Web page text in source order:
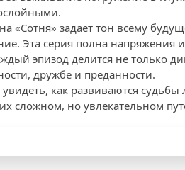
«Сотня» задает тон всему
Эта серия полна напряжения
эпизод делится не
дружбе и преданности.
как развиваются
сложном, но увлекательном